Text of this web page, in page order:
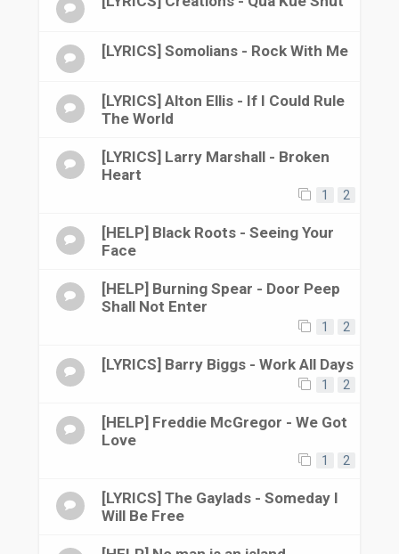
[LYRICS] Somolians - Rock With Me
[LYRICS] Alton Ellis - If I Could Rule
The World
[LYRICS] Larry Marshall - Broken
Heart
1 2
[HELP] Black Roots - Seeing Your
Face
[HELP] Burning Spear - Door Peep
Shall Not Enter
1 2
[LYRICS] Barry Biggs - Work All Days
1 2
[HELP] Freddie McGregor - We Got
Love
1 2
[LYRICS] The Gaylads - Someday I
Will Be Free